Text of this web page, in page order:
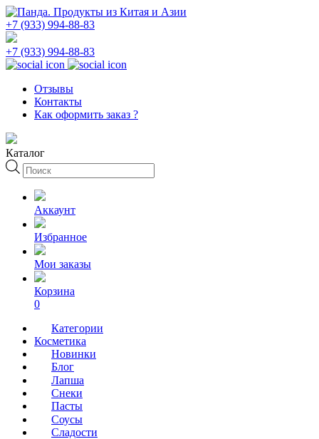
+7 (933) 994-88-83
+7 (933) 994-88-83
Отзывы
Контакты
Как оформить заказ ?
Каталог
Поиск
товаров
Аккаунт
Избранное
Мои заказы
Корзина
0
Категории
Косметика
Новинки
Блог
Лапша
Снеки
Пасты
Соусы
Сладости